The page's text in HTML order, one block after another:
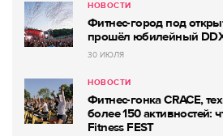
НОВОСТИ
Фитнес-город под
прошёл юбилейный
30 ИЮЛЯ
НОВОСТИ
Фитнес-гонка CRACE,
более 150 активностей:
Fitness FEST